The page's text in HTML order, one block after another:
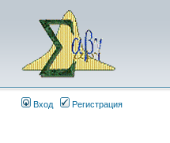
Вход Регистрация